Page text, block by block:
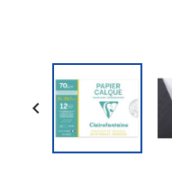
